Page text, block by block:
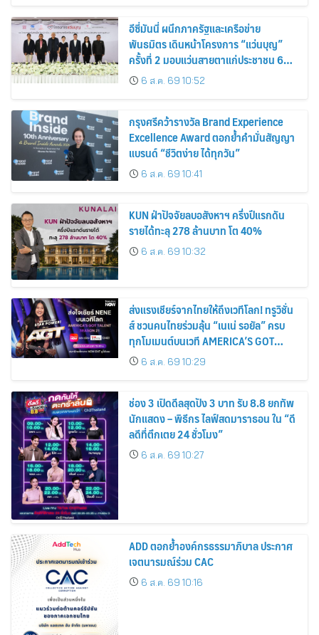
อีซี่มันนี่ ผนึกภาครัฐและเครือข่าย
พันธมิตร เดินหน้าโครงการ “แว่นบุญ”
ครั้งที่ 2 มอบแว่นสายตาแก่ประชาชน 600
คน ขยายโอกาสการมองเห็นสู่ชุมชนไทย
6 ส.ค. 69 10:52
กรุงศรีคว้ารางวัล Brand Experience
Excellence Award ตอกย้ำคำมั่นสัญญา
แบรนด์ “ชีวิตง่าย ได้ทุกวัน”
6 ส.ค. 69 10:41
KUN ฝ่าปัจจัยลบอสังหาฯ ครึ่งปีแรกดัน
รายได้ทะลุ 278 ล้านบาท โต 40%
6 ส.ค. 69 10:32
ส่งแรงเชียร์จากไทยให้ถึงเวทีโลก! ทรูวิชั่น
ส์ ชวนคนไทยร่วมลุ้น “เนเน่ รอยัล” ครบ
ทุกโมเมนต์บนเวที AMERICA’S GOT
TALENT SEASON 21
6 ส.ค. 69 10:29
ช่อง 3 เปิดดีลสุดปัง 3 บาท รับ 8.8 ยกทัพ
นักแสดง – พิธีกร ไลฟ์สดมาราธอน ใน “ดี
ลดีที่ตึกเตย 24 ชั่วโมง”
6 ส.ค. 69 10:27
ADD ตอกย้ำองค์กรธรรมาภิบาล ประกาศ
เจตนารมณ์ร่วม CAC
6 ส.ค. 69 10:16